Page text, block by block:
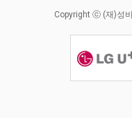
Copyright ⓒ (재)성